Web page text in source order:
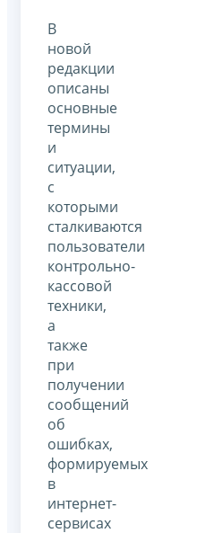
В
новой
редакции
описаны
основные
термины
и
ситуации,
с
которыми
сталкиваются
пользователи
контрольно-
кассовой
техники,
а
также
при
получении
сообщений
об
ошибках,
формируемых
в
интернет-
сервисах